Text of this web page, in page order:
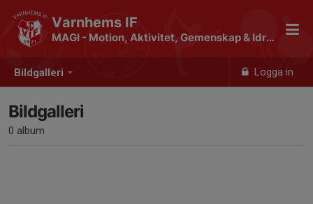
Bildgalleri Logga in
Varnhems IF
MAGI - Motion, Aktivitet, Gemenskap & Idrott
Bildgalleri
0 album